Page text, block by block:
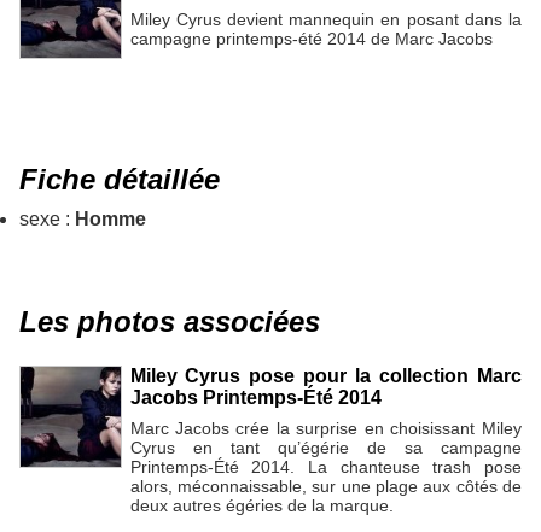
Miley Cyrus devient mannequin en posant dans la
campagne printemps-été 2014 de Marc Jacobs
Fiche détaillée
sexe : Homme
Les photos associées
Miley Cyrus pose pour la collection Marc
Jacobs Printemps-Été 2014
Marc Jacobs crée la surprise en choisissant Miley
Cyrus en tant qu’égérie de sa campagne
Printemps-Été 2014. La chanteuse trash pose
alors, méconnaissable, sur une plage aux côtés de
deux autres égéries de la marque.